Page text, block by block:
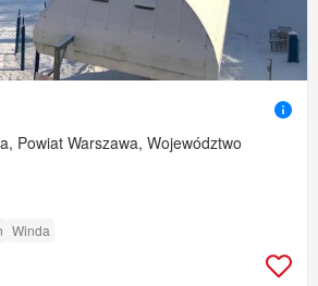
Powiat Warszawa, Województwo
Winda